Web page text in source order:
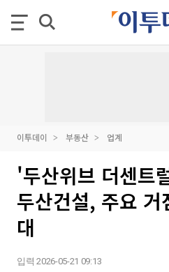
이투데이 부동산 업계
'두산위브 더센
두산건설, 주요
대
입력 2026-05-21 09:13